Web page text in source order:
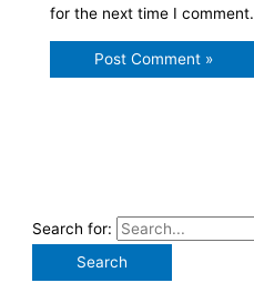
for the next time I comment.
Search for: